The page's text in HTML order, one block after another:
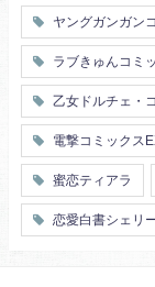
ヤングガンガン
ラブきゅんコミ
乙女ドルチェ・
電撃コミックス
蜜恋ティアラ
恋愛白書シェリ